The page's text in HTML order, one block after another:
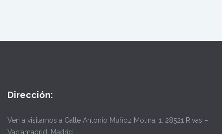
Dirección:
Ven a visitarnos a Calle Antonio Muñoz Molina, 1. 28521 Rivas –
Vaciamadrid. Madrid.